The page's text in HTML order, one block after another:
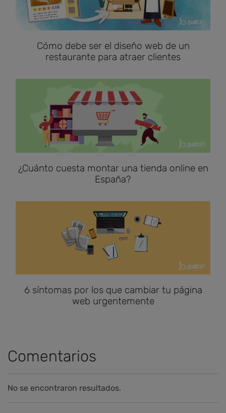
Cómo debe ser el diseño web de un
restaurante para atraer clientes
¿Cuánto cuesta montar una tienda online en
España?
6 síntomas por los que cambiar tu página
web urgentemente
Comentarios
No se encontraron resultados.